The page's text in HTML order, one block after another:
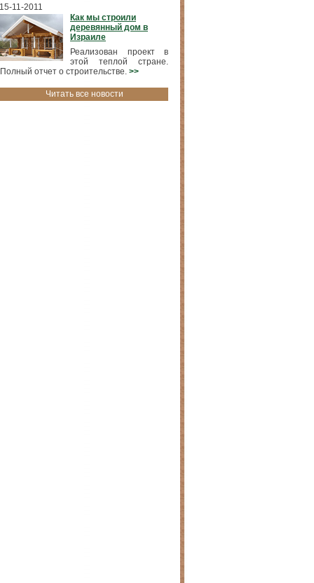
15-11-2011
Как мы строили
деревянный дом в
Израиле
Реализован проект в
этой теплой стране.
Полный отчет о строительстве. >>
Читать все новости